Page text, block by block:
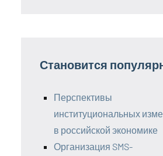
Становится
Перспективы
институциональных
в российской экономике
Организация SMS-